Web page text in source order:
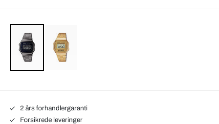
2 års forhandlergaranti
Forsikrede leveringer